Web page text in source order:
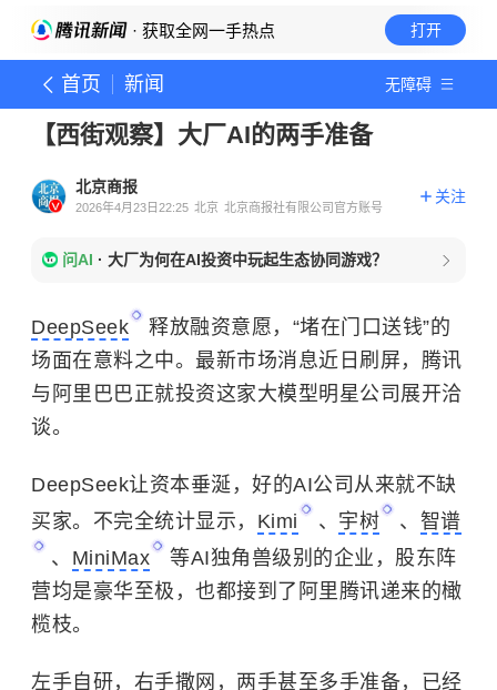
· 获取全网一手热点 打开
首页 新闻 无障碍
【西街观察】大厂AI的两手准备
北京商报
2026年4月23日22:25 北京 北京商报社有限公司官方账号
关注
问AI · 大厂为何在AI投资中玩起生态协同游戏？
DeepSeek
释放融资意愿，“堵在门口送钱”的
场面在意料之中。最新市场消息近日刷屏，腾讯
与阿里巴巴正就投资这家大模型明星公司展开洽
谈。
DeepSeek让资本垂涎，好的AI公司从来就不缺
买家。不完全统计显示， Kimi 、 宇树 、 智谱
、 MiniMax
等AI独角兽级别的企业，股东阵
营均是豪华至极，也都接到了阿里腾讯递来的橄
榄枝。
左手自研，右手撒网，两手甚至多手准备，已经